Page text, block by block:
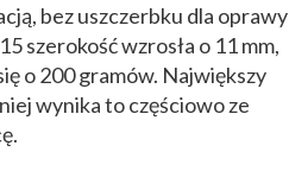
bez uszczerbku dla oprawy
szerokość wzrosła o 11 mm,
o 200 gramów. Największy
wynika to częściowo ze